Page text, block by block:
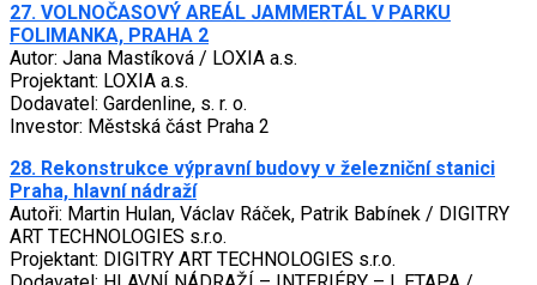
27. VOLNOČASOVÝ AREÁL JAMMERTÁL V PARKU
FOLIMANKA, PRAHA 2
Autor: Jana Mastíková / LOXIA a.s.
Projektant: LOXIA a.s.
Dodavatel: Gardenline, s. r. o.
Investor: Městská část Praha 2
28. Rekonstrukce výpravní budovy v železniční stanici
Praha, hlavní nádraží
Autoři: Martin Hulan, Václav Ráček, Patrik Babínek / DIGITRY
ART TECHNOLOGIES s.r.o.
Projektant: DIGITRY ART TECHNOLOGIES s.r.o.